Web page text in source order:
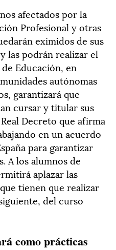
afectados por la
Profesional y otras
eximidos de sus
las podrán realizar el
Educación, en
autónomas
garantizará que
cursar y titular sus
Decreto que afirma
en un acuerdo
para garantizar
A los alumnos de
aplazar las
tienen que realizar
del curso
como prácticas